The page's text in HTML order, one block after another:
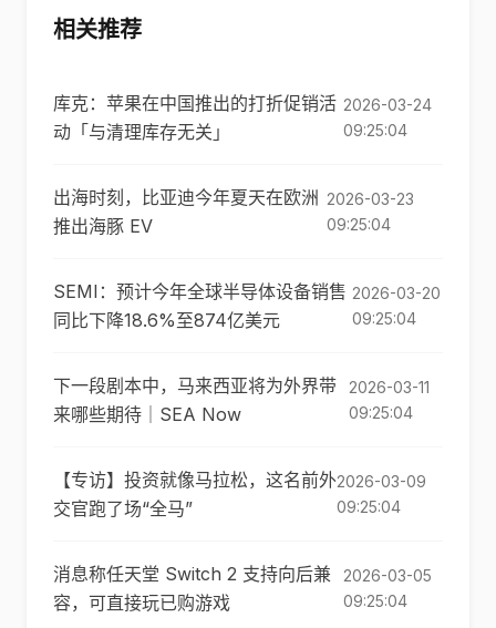
相关推荐
库克：苹果在中国推出的打折促销活
动「与清理库存无关」
2026-03-24
09:25:04
出海时刻，比亚迪今年夏天在欧洲
推出海豚 EV
2026-03-23
09:25:04
SEMI：预计今年全球半导体设备销售
同比下降18.6%至874亿美元
2026-03-20
09:25:04
下一段剧本中，马来西亚将为外界带
来哪些期待｜SEA Now
2026-03-11
09:25:04
【专访】投资就像马拉松，这名前外
交官跑了场“全马”
2026-03-09
09:25:04
消息称任天堂 Switch 2 支持向后兼
容，可直接玩已购游戏
2026-03-05
09:25:04